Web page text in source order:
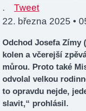
.
Tweet
22. března 2025 •
Odchod Josefa Zímy
kolen a včerejší
můrou. Proto také
odvolal velkou
to opravdu nejde,
slavit,“ prohlásil.